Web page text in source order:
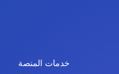
خدمات المنصة